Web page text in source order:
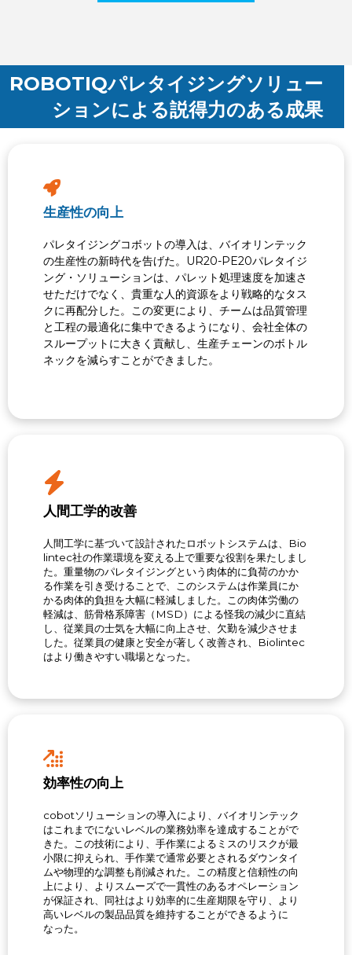
ROBOTIQパレタイジングソリュー
ションによる説得力のある成果
生産性の向上
パレタイジングコボットの導入は、バイオリンテック
の生産性の新時代を告げた。UR20-PE20パレタイジ
ング・ソリューションは、パレット処理速度を加速さ
せただけでなく、貴重な人的資源をより戦略的なタス
クに再配分した。この変更により、チームは品質管理
と工程の最適化に集中できるようになり、会社全体の
スループットに大きく貢献し、生産チェーンのボトル
ネックを減らすことができました。
人間工学的改善
人間工学に基づいて設計されたロボットシステムは、Bio
lintec社の作業環境を変える上で重要な役割を果たしまし
た。重量物のパレタイジングという肉体的に負荷のかか
る作業を引き受けることで、このシステムは作業員にか
かる肉体的負担を大幅に軽減しました。この肉体労働の
軽減は、筋骨格系障害（MSD）による怪我の減少に直結
し、従業員の士気を大幅に向上させ、欠勤を減少させま
した。従業員の健康と安全が著しく改善され、Biolintec
はより働きやすい職場となった。
効率性の向上
cobotソリューションの導入により、バイオリンテック
はこれまでにないレベルの業務効率を達成することがで
きた。この技術により、手作業によるミスのリスクが最
小限に抑えられ、手作業で通常必要とされるダウンタイ
ムや物理的な調整も削減された。この精度と信頼性の向
上により、よりスムーズで一貫性のあるオペレーション
が保証され、同社はより効率的に生産期限を守り、より
高いレベルの製品品質を維持することができるように
なった。